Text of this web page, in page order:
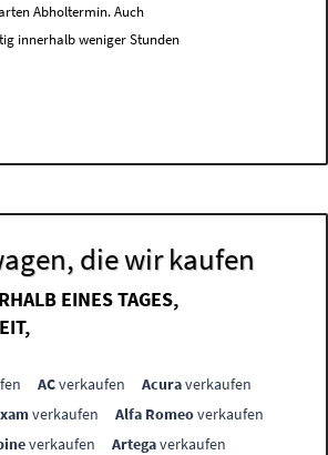
Abholtermin. Auch
innerhalb weniger Stunden
die wir kaufen
EINES TAGES,
ACverkaufen Acuraverkaufen
verkaufen Alfa Romeoverkaufen
verkaufen Artegaverkaufen